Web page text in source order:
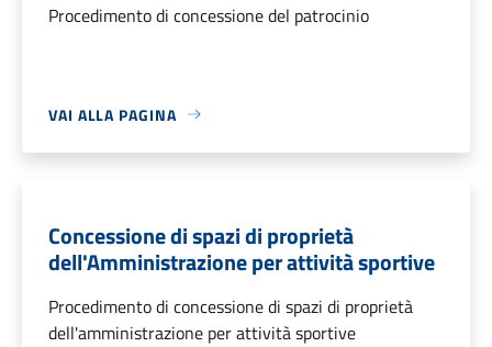
Procedimento di concessione del patrocinio
VAI ALLA PAGINA
Concessione di spazi di proprietà
dell'Amministrazione per attività sportive
Procedimento di concessione di spazi di proprietà
dell'amministrazione per attività sportive